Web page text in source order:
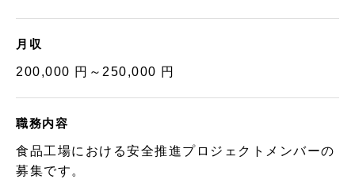
月収
200,000 円～250,000 円
職務内容
食品工場における安全推進プロジェクトメンバーの
募集です。